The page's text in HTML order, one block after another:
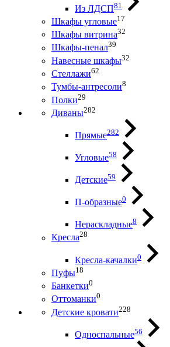
Из ЛДСП81
Шкафы угловые17
Шкафы витрина32
Шкафы-пенал39
Навесные шкафы32
Стеллажи62
Тумбы-антресоли8
Полки29
Диваны282
Прямые282
Угловые58
Детские59
П-образные0
Нераскладные8
Кресла28
Кресла-качалки0
Пуфы18
Банкетки0
Оттоманки0
Детские кровати228
Односпальные56